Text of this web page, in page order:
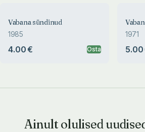
Vabana sündinud
1985
4.00 € Osta
1971
5.00
Ainult olulised